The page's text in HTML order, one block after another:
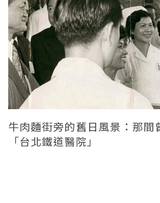
牛肉麵街旁的舊日風景：那間
「台北鐵道醫院」